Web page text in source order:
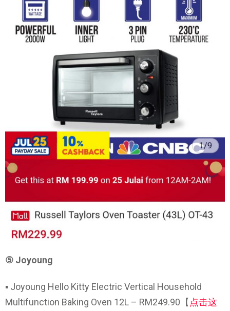
⑤ Joyoung
▪ Joyoung Hello Kitty Electric Vertical Household
Multifunction Baking Oven 12L – RM249.90【 点击这